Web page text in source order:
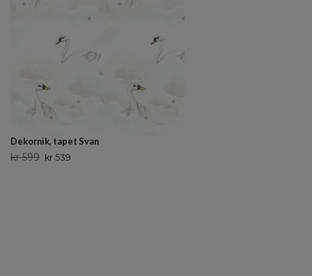
Dekornik, tapet Svan
kr 599 kr 539